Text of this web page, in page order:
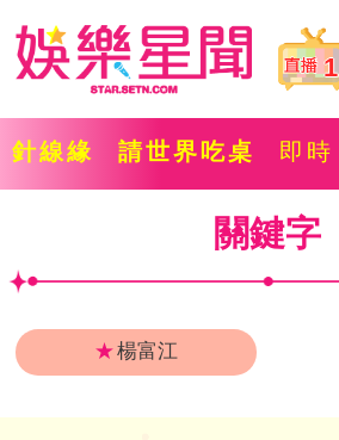
1
針線緣 請世界吃桌 即時
關鍵字
★楊富江